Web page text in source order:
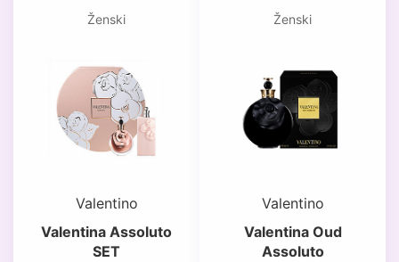
Ženski
Valentino
Valentina Assoluto
SET
Ženski
Valentino
Valentina Oud
Assoluto